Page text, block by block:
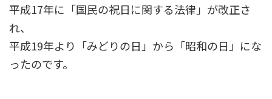
平成17年に「国民の祝日に関する法律」が改正さ
れ、
平成19年より「みどりの日」から「昭和の日」にな
ったのです。